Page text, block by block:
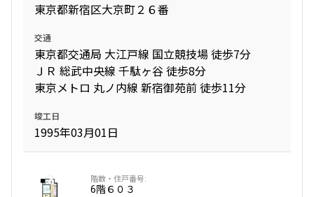
1R〜1K
1DK〜1LDK
2LDK
4LDK〜
専有面積
東京都新宿区大京町２６番
交通
東京都交通局 大江戸線 国立競技場 徒歩7分
ＪＲ 総武中央線 千駄ヶ谷 徒歩8分
東京メトロ 丸ノ内線 新宿御苑前 徒歩11分
竣工日
1995年03月01日
6階６０３